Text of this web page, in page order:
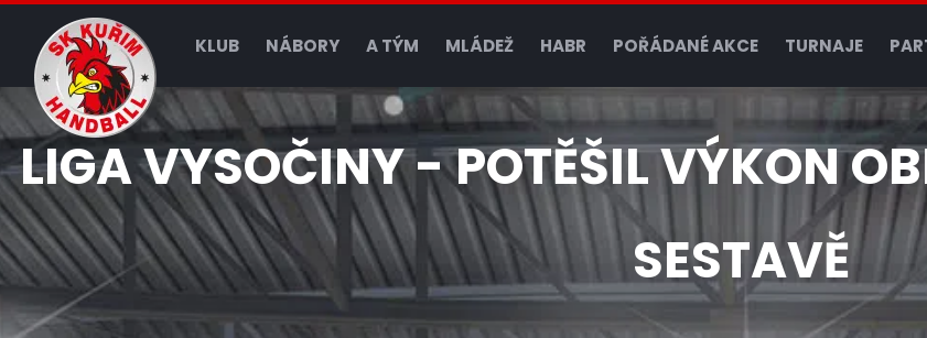
KLUB NÁBORY A TÝM MLÁDEŽ HABR POŘÁDANÉ AKCE TURNAJE
LIGA VYSOČINY - POTĚŠIL VÝKON
SESTAVĚ